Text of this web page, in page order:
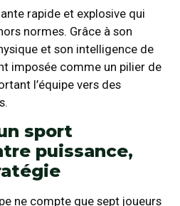
rapide et explosive qui
normes. Grâce à son
et son intelligence de
imposée comme un pilier de
l’équipe vers des
sport
puissance,
ne compte que sept joueurs